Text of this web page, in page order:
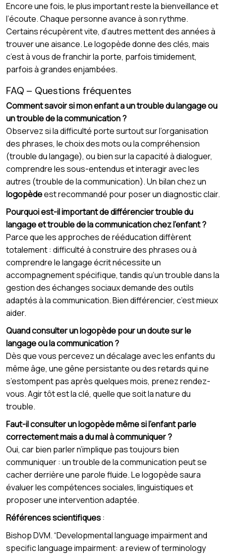
Encore une fois, le plus important reste la bienveillance et
l’écoute. Chaque personne avance à son rythme.
Certains récupèrent vite, d’autres mettent des années à
trouver une aisance. Le logopède donne des clés, mais
c’est à vous de franchir la porte, parfois timidement,
parfois à grandes enjambées.
FAQ – Questions fréquentes
Comment savoir si mon enfant a un trouble du langage ou
un trouble de la communication ?
Observez si la difficulté porte surtout sur l’organisation
des phrases, le choix des mots ou la compréhension
(trouble du langage), ou bien sur la capacité à dialoguer,
comprendre les sous-entendus et interagir avec les
autres (trouble de la communication). Un bilan chez un
logopèdeest recommandé pour poser un diagnostic clair.
Pourquoi est-il important de différencier trouble du
langage et trouble de la communication chez l’enfant ?
Parce que les approches de rééducation diffèrent
totalement : difficulté à construire des phrases ou à
comprendre le langage écrit nécessite un
accompagnement spécifique, tandis qu’un trouble dans la
gestion des échanges sociaux demande des outils
adaptés à la communication. Bien différencier, c’est mieux
aider.
Quand consulter un logopède pour un doute sur le
langage ou la communication ?
Dès que vous percevez un décalage avec les enfants du
même âge, une gêne persistante ou des retards qui ne
s’estompent pas après quelques mois, prenez rendez-
vous. Agir tôt est la clé, quelle que soit la nature du
trouble.
Faut-il consulter un logopède même si l’enfant parle
correctement mais a du mal à communiquer ?
Oui, car bien parler n’implique pas toujours bien
communiquer : un trouble de la communication peut se
cacher derrière une parole fluide. Le logopède saura
évaluer les compétences sociales, linguistiques et
proposer une intervention adaptée.
Références scientifiques:
Bishop DVM. “Developmental language impairment and
specific language impairment: a review of terminology